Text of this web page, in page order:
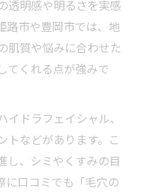
透明感や明るさを実感
路市や豊岡市では、地
肌質や悩みに合わせた
てくれる点が強みで
ドラフェイシャル、
トなどがあります。こ
し、シミやくすみの目
に口コミでも「毛穴の